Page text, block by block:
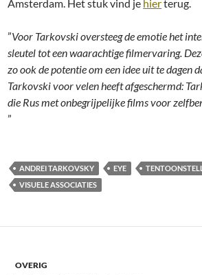
Amsterdam. Het stuk vind je hierterug.
”Voor Tarkovski oversteeg de emotie het
sleutel tot een waarachtige filmervaring.
zo ook de potentie om een idee uit te dagen
Tarkovski voor velen heeft afgeschermd:
die Rus met onbegrijpelijke films voor
”
ANDREI TARKOVSKY EYE
VISUELE ASSOCIATIES
OVERIG